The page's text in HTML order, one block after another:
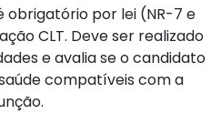
obrigatório por lei (NR-7 e
CLT. Deve ser realizado
e avalia se o candidato
compatíveis com a